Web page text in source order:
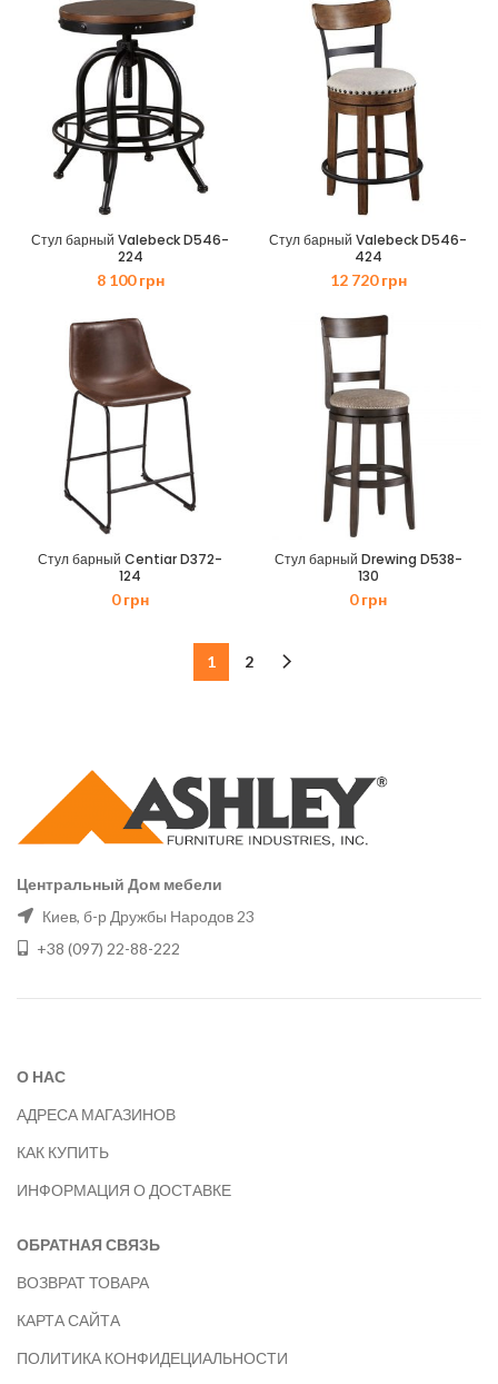
Стул барный Valebeck D546-
224
8 100грн
Стул барный Valebeck D546-
424
12 720грн
Стул барный Centiar D372-
124
0грн
Стул барный Drewing D538-
130
0грн
1 2
Центральный Дом мебели
Киев, б-р Дружбы Народов 23
+38 (097) 22-88-222
О НАС
АДРЕСА МАГАЗИНОВ
КАК КУПИТЬ
ИНФОРМАЦИЯ О ДОСТАВКЕ
ОБРАТНАЯ СВЯЗЬ
ВОЗВРАТ ТОВАРА
КАРТА САЙТА
ПОЛИТИКА КОНФИДЕЦИАЛЬНОСТИ